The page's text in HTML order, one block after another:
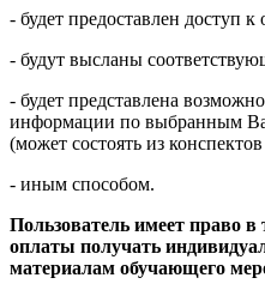
- будет предоставлен доступ
- будут высланы
- будет представлена
информации по выбранным
(может состоять из
- иным способом.
Пользователь имеет право в
оплаты получать
материалам обучающего